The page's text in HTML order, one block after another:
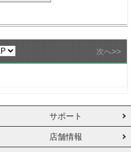
次へ>>
サポート
店舗情報